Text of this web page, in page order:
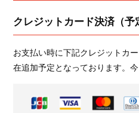
クレジットカード決済（予
お支払い時に下記クレジットカ
在追加予定となっております。